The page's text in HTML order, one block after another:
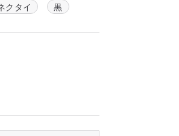
クタイ 黒